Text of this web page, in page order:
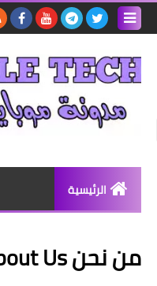
الرئيسية
من نحن About Us